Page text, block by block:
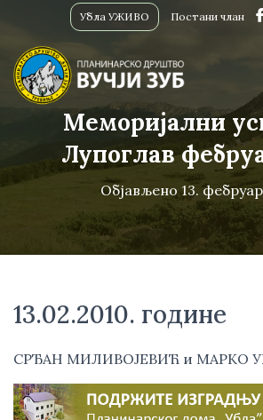
Убла УЖИВО Постани члан
Меморијални
Лупоглав
Објављено 13.
13.02.2010. године
СРЂАН МИЛИВОЈЕВИЋ и МАРКО